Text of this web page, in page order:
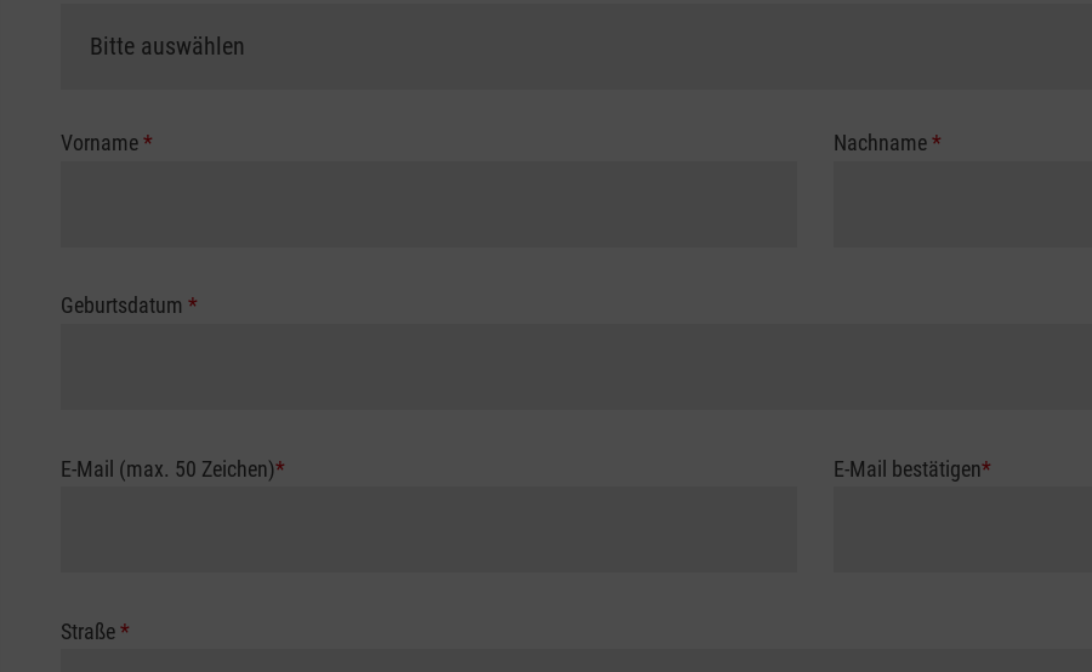
Vorname* Nachname*
Geburtsdatum *
E-Mail (max. 50 Zeichen)* E-Mail bestätigen*
Straße*